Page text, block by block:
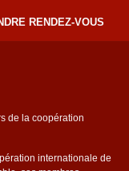
RENDEZ-VOUS
de la coopération
internationale de